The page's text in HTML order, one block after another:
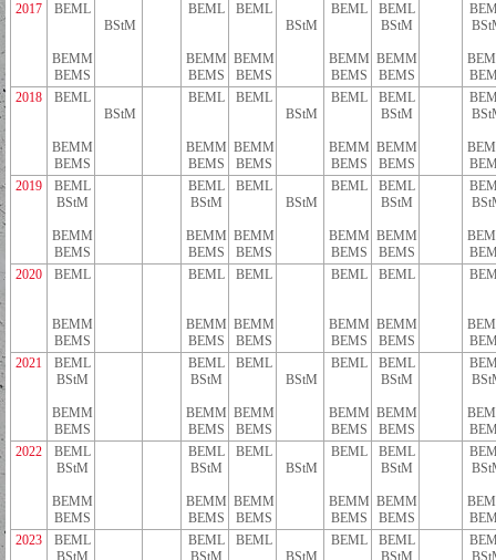
2017
BEML
BEMM
BEMS
BStM
BEML
BEMM
BEMS
BEML
BEMM
BEMS
BStM
BEML
BEMM
BEMS
BEML
BStM
BEMM
BEMS
2018
BEML
BEMM
BEMS
BStM
BEML
BEMM
BEMS
BEML
BEMM
BEMS
BStM
BEML
BEMM
BEMS
BEML
BStM
BEMM
BEMS
2019
BEML
BStM
BEMM
BEMS
BEML
BStM
BEMM
BEMS
BEML
BEMM
BEMS
BStM
BEML
BEMM
BEMS
BEML
BStM
BEMM
BEMS
2020
BEML
BEMM
BEMS
BEML
BEMM
BEMS
BEML
BEMM
BEMS
BEML
BEMM
BEMS
BEML
BEMM
BEMS
2021
BEML
BStM
BEMM
BEMS
BEML
BStM
BEMM
BEMS
BEML
BEMM
BEMS
BStM
BEML
BEMM
BEMS
BEML
BStM
BEMM
BEMS
2022
BEML
BStM
BEMM
BEMS
BEML
BStM
BEMM
BEMS
BEML
BEMM
BEMS
BStM
BEML
BEMM
BEMS
BEML
BStM
BEMM
BEMS
2023
BEML
BStM
BEML
BStM
BEML
BStM
BEML
BEML
BStM